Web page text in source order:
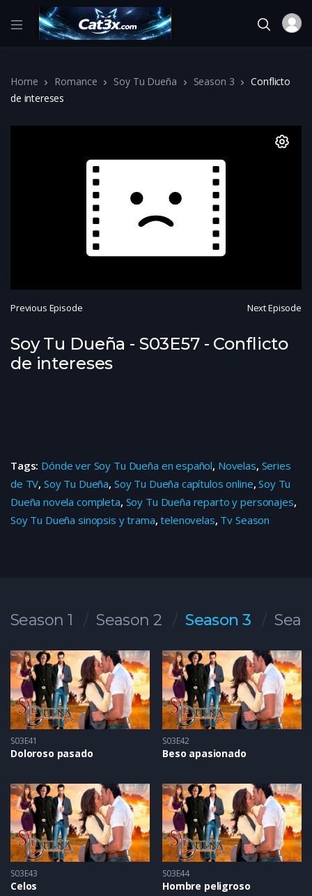
Home Romance Soy Tu Dueña Season 3
Conflicto
de intereses
Previous Episode Next Episode
Soy Tu Dueña - S03E57 - Conflicto
de intereses
Tags: Dónde ver Soy Tu Dueña en español, Novelas, Series
de TV, Soy Tu Dueña, Soy Tu Dueña capítulos online,Soy Tu
Dueña novela completa, Soy Tu Dueña reparto y personajes,
Soy Tu Dueña sinopsis y trama,telenovelas, Tv Season
Season 1 Season 2 Season 3
S03E41
Doloroso pasado
S03E42
Beso apasionado
S03E43
Celos
S03E44
Hombre peligroso